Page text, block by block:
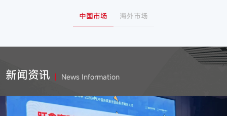
中国市场 海外市场
新闻资讯 News Information